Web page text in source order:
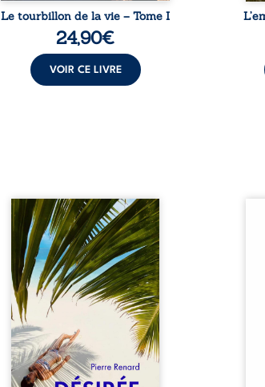
Le tourbillon de la vie – Tome I
24,90€
VOIR CE LIVRE
Au réveil, Pierre, jeune retraité,
découvre qu’il est devenu une
séduisante femme métissée de
trente ans. À peine a-t-il
commencé à apprivoiser ce
nouveau corps qu’Ange surgit
dans sa vie et fait vaciller
toutes ses certitudes. Entre
eux, l’attirance est immédiate,
brûlante jusqu’à ce qu’un
secret familial fasse planer
l’impensable : et s’ils étaient
demi-frère et ...
Aux
Des